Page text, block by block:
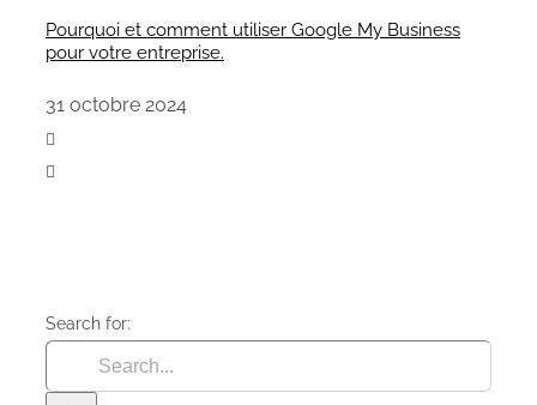
Pourquoi et comment utiliser Google My Business
pour votre entreprise.
31 octobre 2024
Search for: